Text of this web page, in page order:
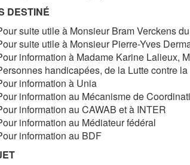
DESTINÉ
suite utile à MonsieurBram Verckensdu
suite utile à MonsieurPierre-Yves
information à Madame Karine Lalieux,
handicapées, de la Lutte contre
information à Unia
information au Mécanisme de
information au CAWAB et à INTER
information au Médiateur fédéral
information au BDF